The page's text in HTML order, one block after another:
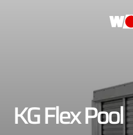
KG Flex Pool